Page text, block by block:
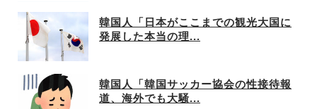
韓国人「日本がここまでの観光大国に
発展した本当の理...
韓国人「韓国サッカー協会の性接待報
道、海外でも大騒...